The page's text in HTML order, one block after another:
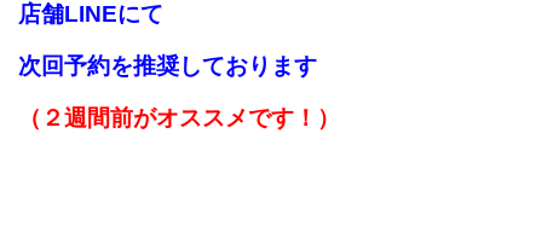
店舗LINEにて
次回予約を推奨しております
（２週間前がオススメです！）